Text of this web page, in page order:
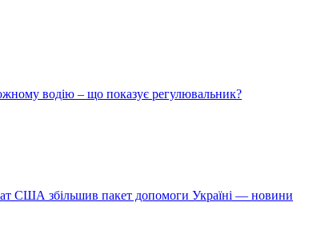
водію – що показує регулювальник?
США збільшив пакет допомоги Україні — новини